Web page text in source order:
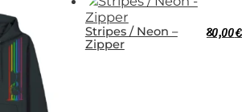
Stripes / Neon –
Zipper
80,00€